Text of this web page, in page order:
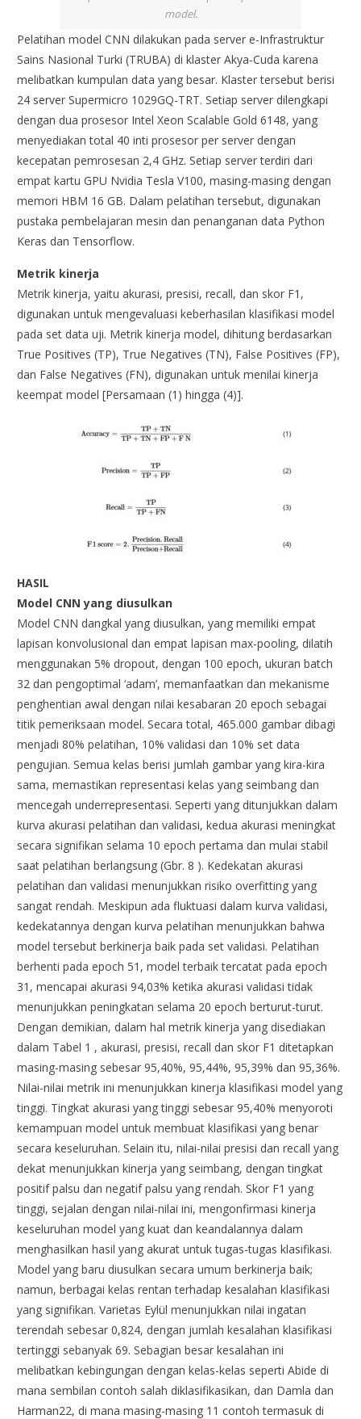
model.
Pelatihan model CNN dilakukan pada server e-Infrastruktur
Sains Nasional Turki (TRUBA) di klaster Akya-Cuda karena
melibatkan kumpulan data yang besar. Klaster tersebut berisi
24 server Supermicro 1029GQ-TRT. Setiap server dilengkapi
dengan dua prosesor Intel Xeon Scalable Gold 6148, yang
menyediakan total 40 inti prosesor per server dengan
kecepatan pemrosesan 2,4 GHz. Setiap server terdiri dari
empat kartu GPU Nvidia Tesla V100, masing-masing dengan
memori HBM 16 GB. Dalam pelatihan tersebut, digunakan
pustaka pembelajaran mesin dan penanganan data Python
Keras dan Tensorflow.
Metrik kinerja
Metrik kinerja, yaitu akurasi, presisi, recall, dan skor F1,
digunakan untuk mengevaluasi keberhasilan klasifikasi model
pada set data uji. Metrik kinerja model, dihitung berdasarkan
True Positives (TP), True Negatives (TN), False Positives (FP),
dan False Negatives (FN), digunakan untuk menilai kinerja
keempat model [Persamaan (1) hingga (4)].
HASIL
Model CNN yang diusulkan
Model CNN dangkal yang diusulkan, yang memiliki empat
lapisan konvolusional dan empat lapisan max-pooling, dilatih
menggunakan 5% dropout, dengan 100 epoch, ukuran batch
32 dan pengoptimal ‘adam’, memanfaatkan dan mekanisme
penghentian awal dengan nilai kesabaran 20 epoch sebagai
titik pemeriksaan model. Secara total, 465.000 gambar dibagi
menjadi 80% pelatihan, 10% validasi dan 10% set data
pengujian. Semua kelas berisi jumlah gambar yang kira-kira
sama, memastikan representasi kelas yang seimbang dan
mencegah underrepresentasi. Seperti yang ditunjukkan dalam
kurva akurasi pelatihan dan validasi, kedua akurasi meningkat
secara signifikan selama 10 epoch pertama dan mulai stabil
saat pelatihan berlangsung (Gbr. 8 ). Kedekatan akurasi
pelatihan dan validasi menunjukkan risiko overfitting yang
sangat rendah. Meskipun ada fluktuasi dalam kurva validasi,
kedekatannya dengan kurva pelatihan menunjukkan bahwa
model tersebut berkinerja baik pada set validasi. Pelatihan
berhenti pada epoch 51, model terbaik tercatat pada epoch
31, mencapai akurasi 94,03% ketika akurasi validasi tidak
menunjukkan peningkatan selama 20 epoch berturut-turut.
Dengan demikian, dalam hal metrik kinerja yang disediakan
dalam Tabel 1 , akurasi, presisi, recall dan skor F1 ditetapkan
masing-masing sebesar 95,40%, 95,44%, 95,39% dan 95,36%.
Nilai-nilai metrik ini menunjukkan kinerja klasifikasi model yang
tinggi. Tingkat akurasi yang tinggi sebesar 95,40% menyoroti
kemampuan model untuk membuat klasifikasi yang benar
secara keseluruhan. Selain itu, nilai-nilai presisi dan recall yang
dekat menunjukkan kinerja yang seimbang, dengan tingkat
positif palsu dan negatif palsu yang rendah. Skor F1 yang
tinggi, sejalan dengan nilai-nilai ini, mengonfirmasi kinerja
keseluruhan model yang kuat dan keandalannya dalam
menghasilkan hasil yang akurat untuk tugas-tugas klasifikasi.
Model yang baru diusulkan secara umum berkinerja baik;
namun, berbagai kelas rentan terhadap kesalahan klasifikasi
yang signifikan. Varietas Eylül menunjukkan nilai ingatan
terendah sebesar 0,824, dengan jumlah kesalahan klasifikasi
tertinggi sebanyak 69. Sebagian besar kesalahan ini
melibatkan kebingungan dengan kelas-kelas seperti Abide di
mana sembilan contoh salah diklasifikasikan, dan Damla dan
Harman22, di mana masing-masing 11 contoh termasuk di